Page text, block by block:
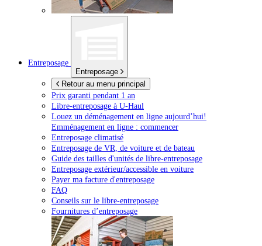
Entreposage
Entreposage
Retour au menu principal
Prix garanti pendant 1 an
Libre-entreposage à U-Haul
Louez un déménagement en ligne aujourd’hui!
Emménagement en ligne : commencer
Entreposage climatisé
Entreposage de VR, de voiture et de bateau
Guide des tailles d'unités de libre-entreposage
Entreposage extérieur/accessible en voiture
Payer ma facture d'entreposage
FAQ
Conseils sur le libre-entreposage
Fournitures d’entreposage